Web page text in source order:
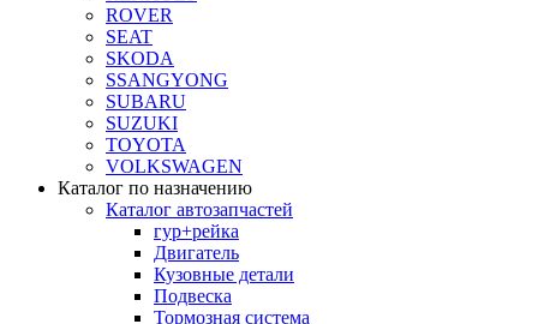
ROVER
SEAT
SKODA
SSANGYONG
SUBARU
SUZUKI
TOYOTA
VOLKSWAGEN
Каталог по назначению
Каталог автозапчастей
гур+рейка
Двигатель
Кузовные детали
Подвеска
Тормозная система